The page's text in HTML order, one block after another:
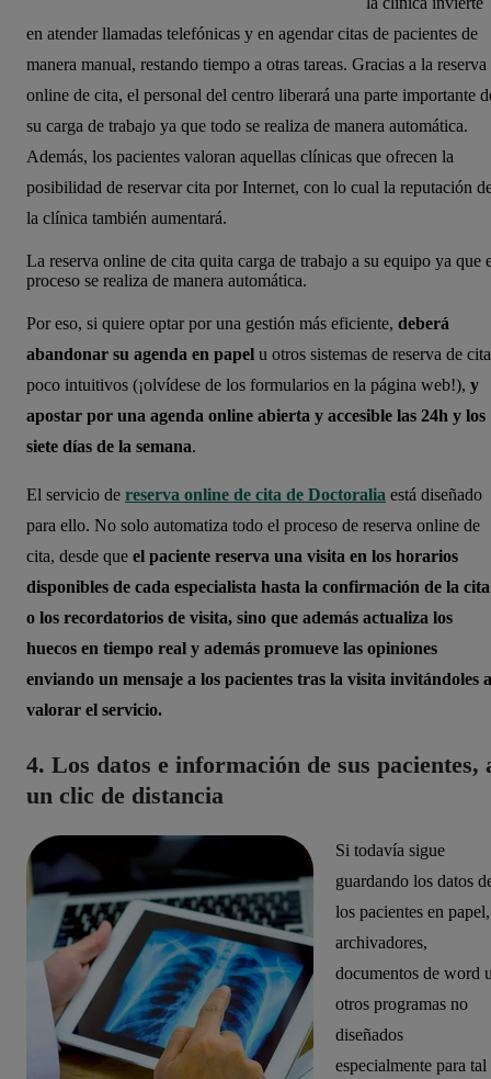
en atender llamadas telefónicas y en agendar citas de pacientes de
manera manual, restando tiempo a otras tareas. Gracias a la reserva
online de cita, el personal del centro liberará una parte importante
su carga de trabajo ya que todo se realiza de manera automática.
Además, los pacientes valoran aquellas clínicas que ofrecen la
posibilidad de reservar cita por Internet, con lo cual la reputación
la clínica también aumentará.
La reserva online de cita quita carga de trabajo a su equipo ya que
proceso se realiza de manera automática.
Por eso, si quiere optar por una gestión más eficiente, deberá
abandonar su agenda en papel u otros sistemas de reserva de cita
poco intuitivos (¡olvídese de los formularios en la página web!), y
apostar por una agenda online abierta y accesible las 24h y los
siete días de la semana.
El servicio de reserva online de cita de Doctoralia está diseñado
para ello. No solo automatiza todo el proceso de reserva online de
cita, desde que el paciente reserva una visita en los horarios
disponibles de cada especialista hasta la confirmación de la cita
o los recordatorios de visita, sino que además actualiza los
huecos en tiempo real y además promueve las opiniones
enviando un mensaje a los pacientes tras la visita invitándoles a
valorar el servicio.
4. Los datos e información de sus pacientes,
un clic de distancia
Si todavía sigue
guardando los datos
los pacientes en papel,
archivadores,
documentos de word
otros programas no
diseñados
especialmente para tal